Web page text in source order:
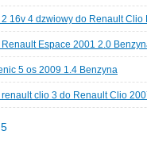
16v 4 dzwiowy do Renault Clio
Espace 2001 2.0
5 os 2009 1.4 Benzyna
clio 3 do Renault Clio
5